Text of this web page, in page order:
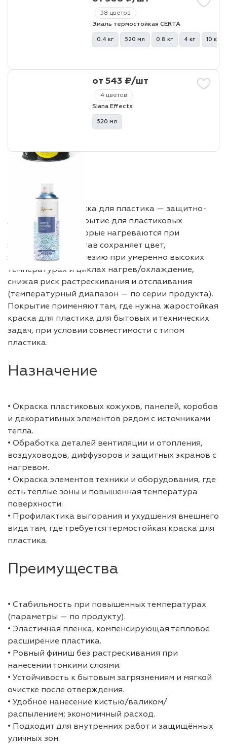
38 цветов
Эмаль термостойкая CERTA
0.4 кг 520 мл 0.8 кг 4 кг 10 кг
4 цветов
от 543 ₽/шт
Siana Effects
520 мл
Термостойкая краска для пластика — защитно-
декоративное покрытие для пластиковых
поверхностей, которые нагреваются при
эксплуатации. Состав сохраняет цвет,
эластичность и адгезию при умеренно высоких
температурах и циклах нагрев/охлаждение,
снижая риск растрескивания и отслаивания
(температурный диапазон — по серии продукта).
Покрытие применяют там, где нужна жаростойкая
краска для пластика для бытовых и технических
задач, при условии совместимости с типом
пластика.
Назначение
• Окраска пластиковых кожухов, панелей, коробов
и декоративных элементов рядом с источниками
тепла.
• Обработка деталей вентиляции и отопления,
воздуховодов, диффузоров и защитных экранов с
нагревом.
• Окраска элементов техники и оборудования, где
есть тёплые зоны и повышенная температура
поверхности.
• Профилактика выгорания и ухудшения внешнего
вида там, где требуется термостойкая краска для
пластика.
Преимущества
• Стабильность при повышенных температурах
(параметры — по продукту).
• Эластичная плёнка, компенсирующая тепловое
расширение пластика.
• Ровный финиш без растрескивания при
нанесении тонкими слоями.
• Устойчивость к бытовым загрязнениям и мягкой
очистке после отверждения.
• Удобное нанесение кистью/валиком/
распылением; экономичный расход.
• Подходит для внутренних работ и защищённых
уличных зон.